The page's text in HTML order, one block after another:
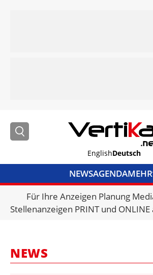
EnglishDeutsch
NEWSAGENDAMEHR
BRANCHENLINKS
VERMIETER
Für Ihre Anzeigen Planung
Stellenanzeigen PRINT und
NEWS